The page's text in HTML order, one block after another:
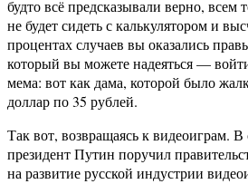
будто всё предсказывали верно, всем
не будет сидеть с калькулятором и
процентах случаев вы оказались
который вы можете надеяться —
мема: вот как дама, которой было
доллар по 35 рублей.
Так вот, возвращаясь к видеоиграм. В
президент Путин поручил
на развитие русской индустрии